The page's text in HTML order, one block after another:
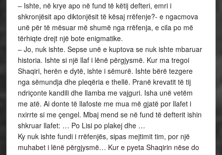
– Ishte, në krye apo në fund të këtij defteri, emri i
shkronjësit apo diktonjësit të kësaj rrëfenje?- e ngacmova
unë për të mësuar më shumë nga rrëfenja, e cila po më
tërhiqte drejt një bote enigmatike.
– Jo, nuk ishte. Sepse unë e kuptova se nuk ishte mbaruar
historia. Ishte si një llaf i lënë përgjysmë. Kur ma tregoi
Shaqiri, herën e dytë, ishte i sëmurë. Ishte bërë tezgere
nga sëmundja dhe pleqëria e thellë. Pranë krevatit të tij
ndriçonte kandili dhe llamba me vajguri. Isha unë vetëm
me atë. Ai donte të llafoste me mua më gjatë por llafet i
nxirrte si me çengel. Mbaj mend se në fund të defterit ishin
shkruar llafet: … Po Lisi po plakej dhe …
Ky nuk ishte fundi i rrëfenjës, sipas mejtimit tim, por një
muhabet i lënë përgjysmë… Kur e pyeta Shaqirin nëse do